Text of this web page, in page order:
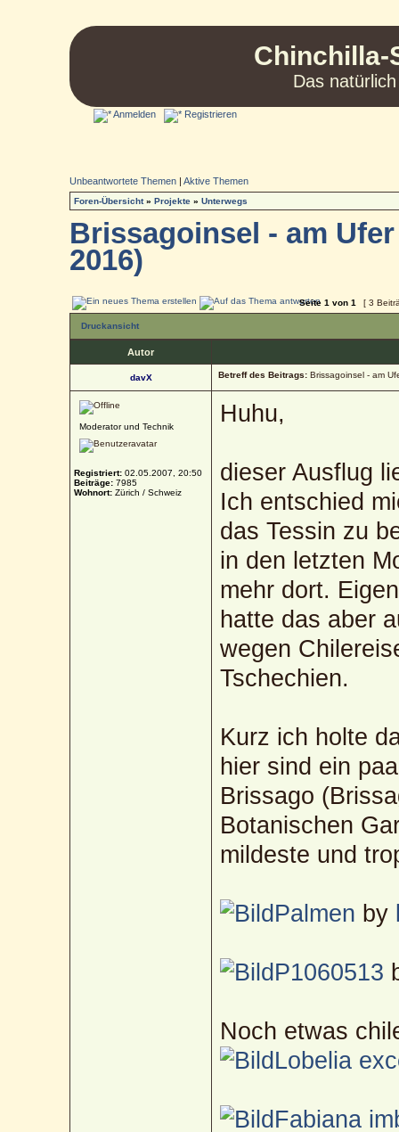
Chinchilla-
Das
Anmelden Registrieren
Unbeantwortete Themen |Aktive Themen
Foren-Übersicht»Projekte »Unterwegs
Brissagoinsel - am
2016)
Seite1 von1 [ 3
Druckansicht
Autor
davX Betreff des Beitrags: Brissagoinsel - am
Moderator und Technik
Registriert: 02.05.2007, 20:50
Beiträge: 7985
Wohnort: Zürich / Schweiz
Huhu,
dieser Ausflug
Ich entschied
das Tessin zu
in den letzten
mehr dort.
hatte das aber
wegen
Tschechien.
Kurz ich holte
hier sind ein
Brissago
Botanischen
mildeste und
Palmen by
P1060513
Noch etwas
Lobelia
Fabiana